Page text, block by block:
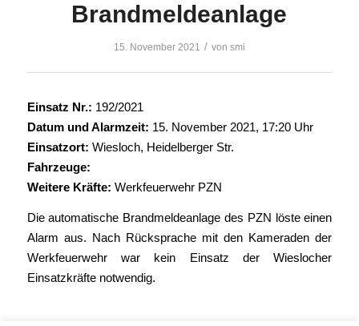
Brandmeldeanlage
15. November 2021 / von smi
Einsatz Nr.: 192/2021
Datum und Alarmzeit: 15. November 2021, 17:20 Uhr
Einsatzort: Wiesloch, Heidelberger Str.
Fahrzeuge:
Weitere Kräfte: Werkfeuerwehr PZN
Die automatische Brandmeldeanlage des PZN löste einen
Alarm aus. Nach Rücksprache mit den Kameraden der
Werkfeuerwehr war kein Einsatz der Wieslocher
Einsatzkräfte notwendig.